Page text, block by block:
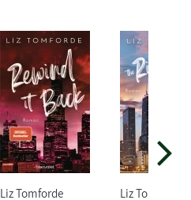
Liz Tomforde Liz Tomforde